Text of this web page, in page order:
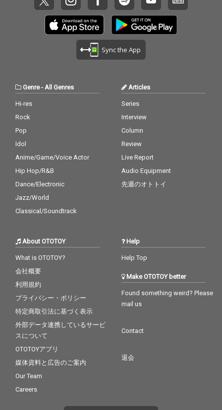
Sync the App
Genre-All Genres
Hi-res
Rock
Pop
Idol
Anime/Game/Voice Actor
Hip Hop/R&B
Dance/Electronic
Jazz/World
Classical/Soundtrack
Articles
Series
Interview
Column
Review
Live Report
Audio Equipment
先週のオトトイ
About OTOTOY
What is OTOTOY?
会社概要
利用規約
プライバシー・ポリシー
特定商取引法に基づく表示
外部データ連携しているサービ
スについて
OTOTOYアプリ
媒体資料と広告のご案内
Our Team
Careers
Help
Help Top
Make OTOTOY better
Found something weird? Please
mail us
Contact
退会